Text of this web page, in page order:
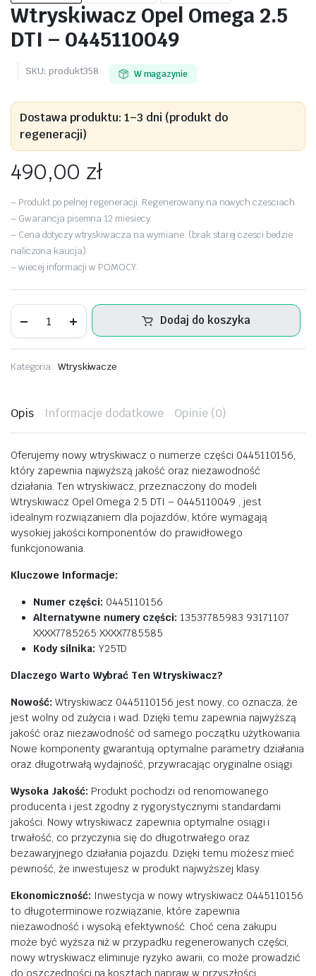
Wtryskiwacz Opel Omega 2.5
DTI – 0445110049
SKU: produkt358 W magazynie
Dostawa produktu: 1–3 dni (produkt do
regeneracji)
490,00 zł
– Produkt po pelnej regeneracji. Regenerowany na nowych czesciach.
– Gwarancja pisemna 12 miesiecy.
– Cena dotyczy wtryskiwacza na wymiane. (brak starej czesci bedzie
naliczona kaucja).
– wiecej informacji w POMOCY.
Wtryskiwacz
Opel
2.5
-
Dodaj do koszyka
Kategoria: Wtryskiwacze
Opis Informacje dodatkowe Opinie (0)
Oferujemy nowy wtryskiwacz o numerze części 0445110156,
który zapewnia najwyższą jakość oraz niezawodność
działania. Ten wtryskiwacz, przeznaczony do modeli
Wtryskiwacz Opel Omega 2.5 DTI – 0445110049 , jest
idealnym rozwiązaniem dla pojazdów, które wymagają
wysokiej jakości komponentów do prawidłowego
funkcjonowania.
Kluczowe Informacje:
Numer części: 0445110156
Alternatywne numery części: 13537785983 93171107
XXXX7785265 XXXX7785585
Kody silnika: Y25TD
Dlaczego Warto Wybrać Ten Wtryskiwacz?
Nowość: Wtryskiwacz 0445110156 jest nowy, co oznacza, że
jest wolny od zużycia i wad. Dzięki temu zapewnia najwyższą
jakość oraz niezawodność od samego początku użytkowania.
Nowe komponenty gwarantują optymalne parametry działania
oraz długotrwałą wydajność, przywracając oryginalne osiągi.
Wysoka Jakość: Produkt pochodzi od renomowanego
producenta i jest zgodny z rygorystycznymi standardami
jakości. Nowy wtryskiwacz zapewnia optymalne osiągi i
trwałość, co przyczynia się do długotrwałego oraz
bezawaryjnego działania pojazdu. Dzięki temu możesz mieć
pewność, że inwestujesz w produkt najwyższej klasy.
Ekonomiczność: Inwestycja w nowy wtryskiwacz 0445110156
to długoterminowe rozwiązanie, które zapewnia
niezawodność i wysoką efektywność. Choć cena zakupu
może być wyższa niż w przypadku regenerowanych części,
nowy wtryskiwacz eliminuje ryzyko awarii, co może prowadzić
do oszczędności na kosztach napraw w przyszłości.